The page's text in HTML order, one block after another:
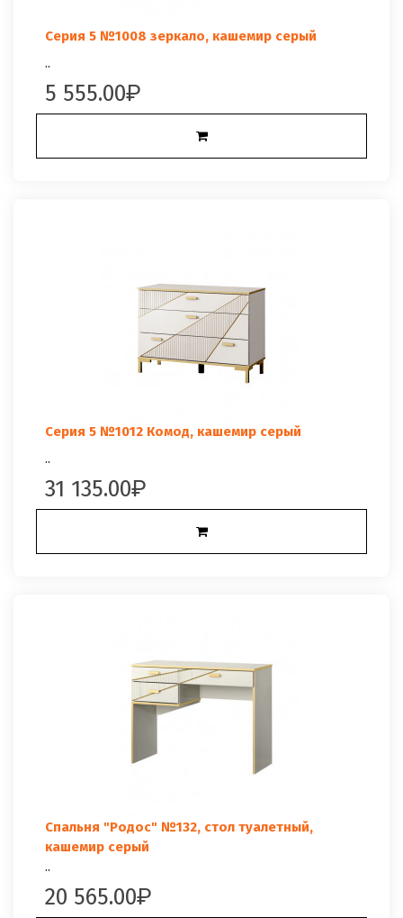
Серия 5 №1008 зеркало, кашемир серый
..
5 555.00
Серия 5 №1012 Комод, кашемир серый
..
31 135.00
Спальня "Родос" №132, стол туалетный,
кашемир серый
..
20 565.00